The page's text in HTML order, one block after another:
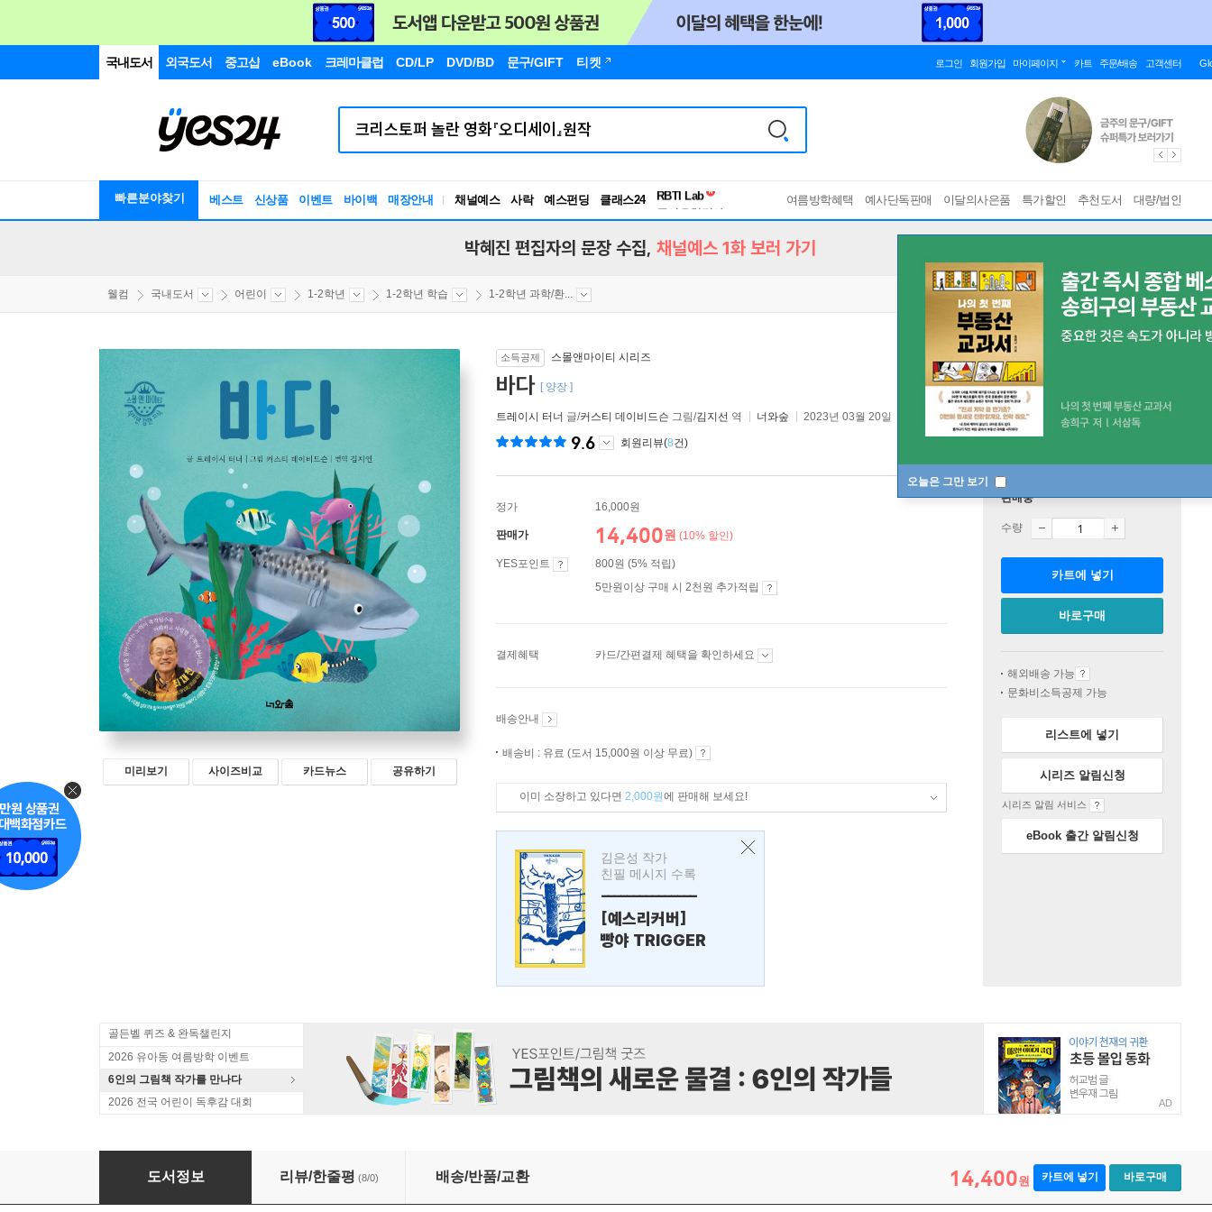
국내도서 외국도서 중고샵 eBook 크레마클럽 CD/LP DVD/BD 문구/GIFT 티켓 로그인 회원가입 마이페이지 카트 주문/배송 고객센터
빠른분야찾기 베스트 신상품 이벤트 바이백 매장안내 채널예스 사락 예스펀딩 클래스24
독서유형검사
RBTI Lab
여름방학혜택 예사단독판매 이달의사은품 특가할인 추천도서 대량/법인
오늘은 그만 보기
박혜진 편집자의 문장 수집, 채널예스 1화 보러 가기
웰컴 국내도서 어린이 1-2학년 1-2학년 학습 1-2학년 과학/환...
미리보기 사이즈비교 카드뉴스 공유하기
소득공제 스몰앤마이티 시리즈
바다 [ 양장 ]
트레이시 터너 글/커스티 데이비드슨 그림/김지선 역 너와숲 2023년 03월 20일
9.6 회원리뷰(8건)
정가 16,000원
판매가 14,400원 (10% 할인)
YES포인트
800원 (5% 적립)
5만원이상 구매 시 2천원 추가적립
결제혜택 카드/간편결제 혜택을 확인하세요
배송안내
배송비 : 유료 (도서 15,000원 이상 무료)
이미 소장하고 있다면 2,000원에 판매해 보세요!
김은성 작가
친필 메시지 수록
---------------
[예스리커버]
빵야 TRIGGER
판매중
수량
카트에 넣기
바로구매
해외배송 가능
문화비소득공제 가능
리스트에 넣기
시리즈 알림신청
시리즈 알림 서비스
eBook 출간 알림신청
골든벨 퀴즈 & 완독챌린지
2026 유아동 여름방학 이벤트
6인의 그림책 작가를 만나다
2026 전국 어린이 독후감 대회
AD
도서정보 리뷰/한줄평 (8/0) 배송/반품/교환 14,400원 카트에 넣기 바로구매